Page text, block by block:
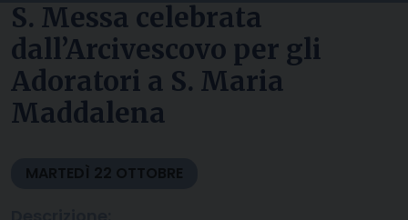
S. Messa celebrata
dall’Arcivescovo per gli
Adoratori a S. Maria
Maddalena
MARTEDÌ 22 OTTOBRE